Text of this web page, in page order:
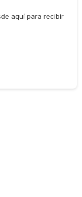
aquí para recibir